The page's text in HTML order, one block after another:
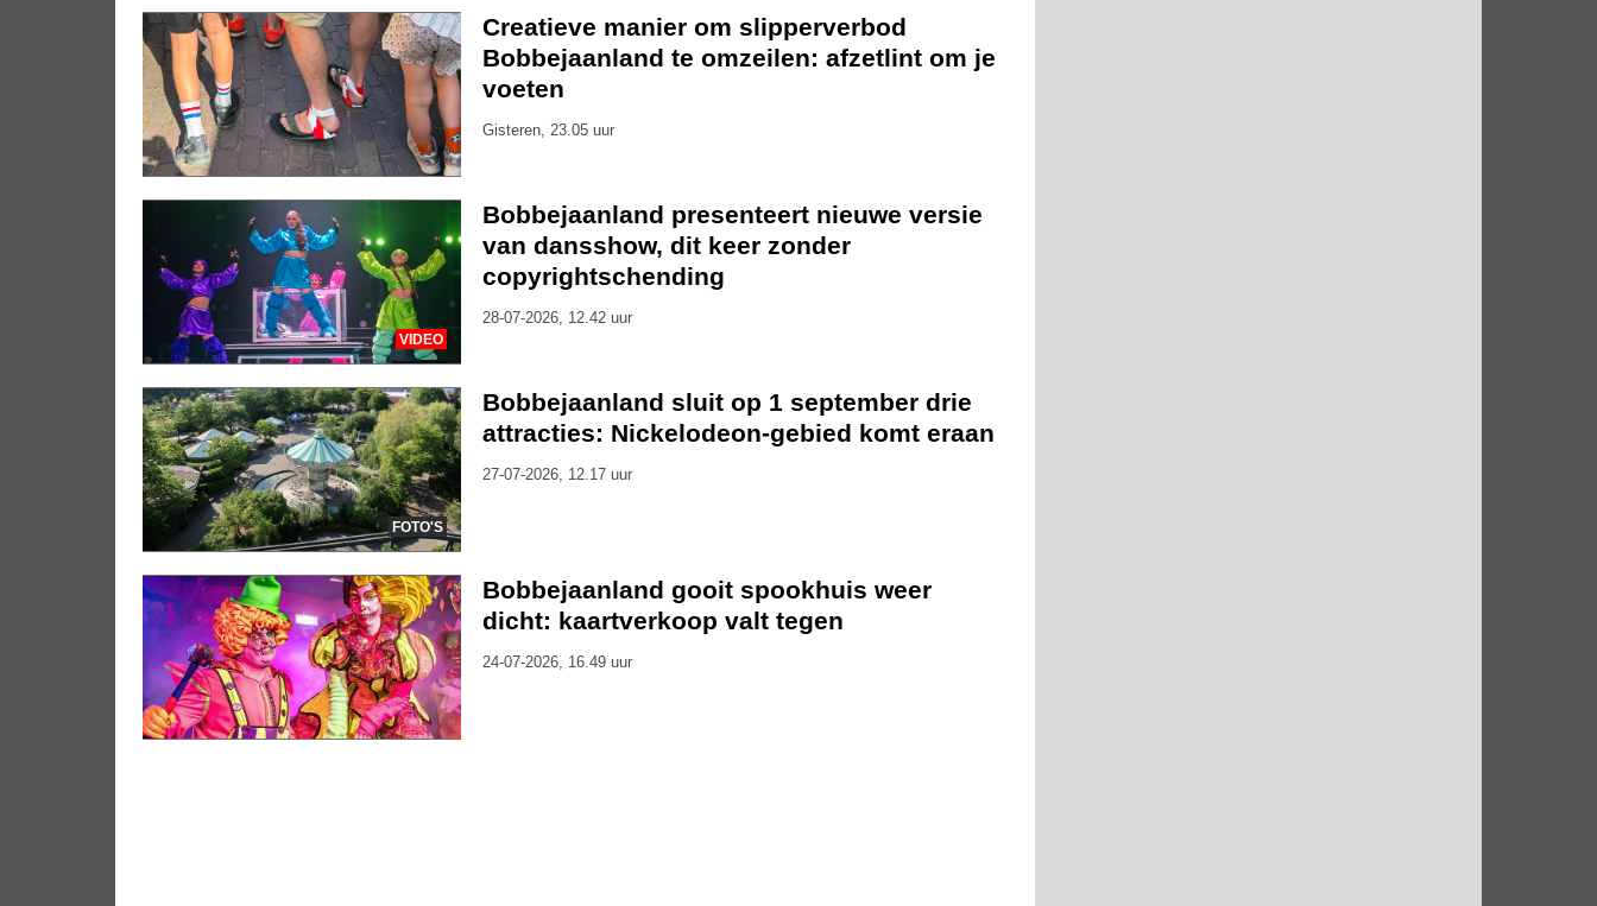
Creatieve manier om slipperverbod
Bobbejaanland te omzeilen: afzetlint om je
voeten
Gisteren, 23.05 uur
VIDEO
Bobbejaanland presenteert nieuwe versie
van dansshow, dit keer zonder
copyrightschending
28-07-2026, 12.42 uur
FOTO'S
Bobbejaanland sluit op 1 september drie
attracties: Nickelodeon-gebied komt eraan
27-07-2026, 12.17 uur
Bobbejaanland gooit spookhuis weer
dicht: kaartverkoop valt tegen
24-07-2026, 16.49 uur